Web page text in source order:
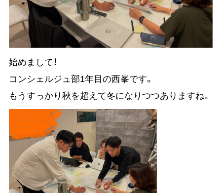
始めまして！
コンシェルジュ部1年目の西峯です。
もうすっかり秋を超えて冬になりつつありますね。